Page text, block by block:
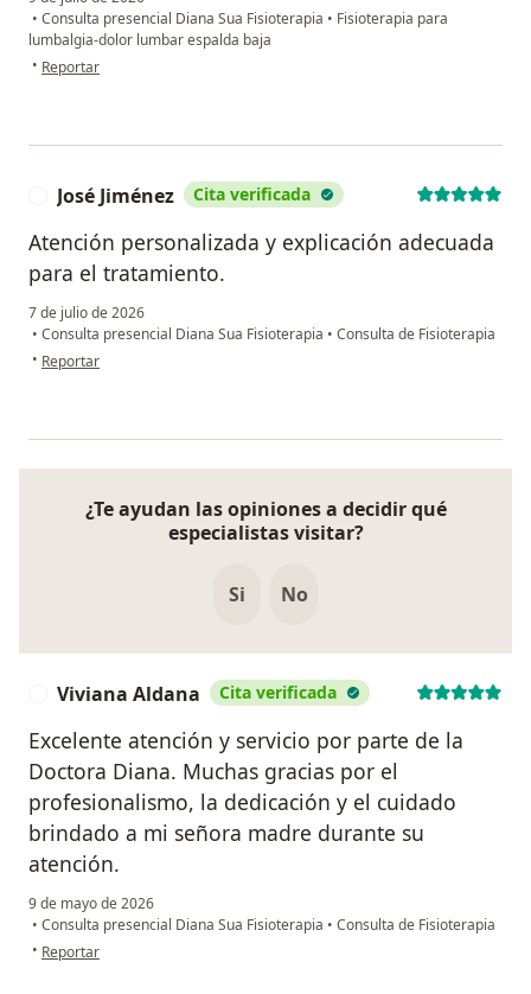
• Consulta presencial Diana Sua Fisioterapia • Fisioterapia para
lumbalgia-dolor lumbar espalda baja
• en opinión del usuario Carlos
Reportar
José Jiménez Cita verificada
Atención personalizada y explicación adecuada
para el tratamiento.
7 de julio de 2026
• Consulta presencial Diana Sua Fisioterapia • Consulta de Fisioterapia
• en opinión del usuario José Jiménez
Reportar
¿Te ayudan las opiniones a decidir qué
especialistas visitar?
Si No
Viviana Aldana Cita verificada
Excelente atención y servicio por parte de la
Doctora Diana. Muchas gracias por el
profesionalismo, la dedicación y el cuidado
brindado a mi señora madre durante su
atención.
9 de mayo de 2026
• Consulta presencial Diana Sua Fisioterapia • Consulta de Fisioterapia
• en opinión del usuario Viviana Aldana
Reportar